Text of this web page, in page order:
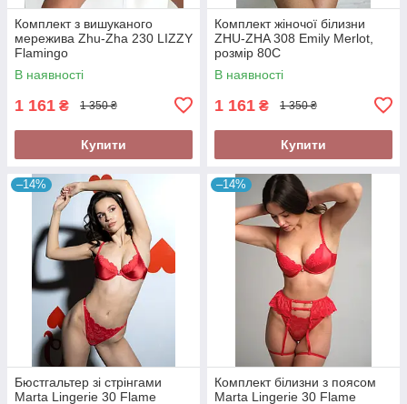
Комплект з вишуканого
мережива Zhu-Zha 230 LIZZY
Flamingo
В наявності
1 161 ₴ 1 350 ₴
Купити
Комплект жіночої білизни
ZHU-ZHA 308 Emily Merlot,
розмір 80C
В наявності
1 161 ₴ 1 350 ₴
Купити
–14%
Бюстгальтер зі стрінгами
Marta Lingerie 30 Flame
–14%
Комплект білизни з поясом
Marta Lingerie 30 Flame